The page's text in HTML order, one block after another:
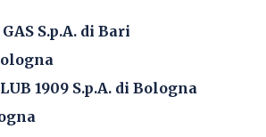
S.p.A. di Bari
1909 S.p.A. di Bologna